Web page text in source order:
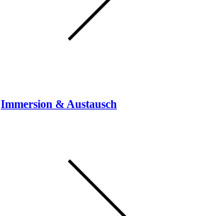
Immersion & Austausch